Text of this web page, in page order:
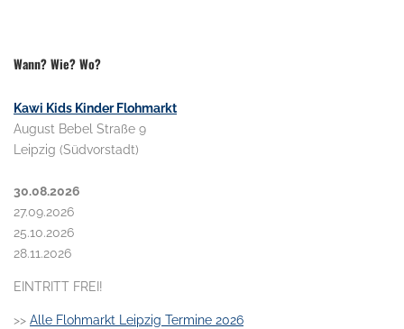
Wann? Wie? Wo?
Kawi Kids Kinder Flohmarkt
August Bebel Straße 9
Leipzig (Südvorstadt)
30.08.2026
27.09.2026
25.10.2026
28.11.2026
EINTRITT FREI!
>> Alle Flohmarkt Leipzig Termine 2026